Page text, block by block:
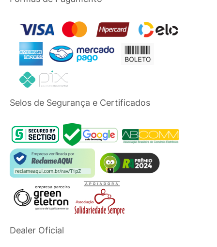
Selos de Segurança e Certificados
Dealer Oficial